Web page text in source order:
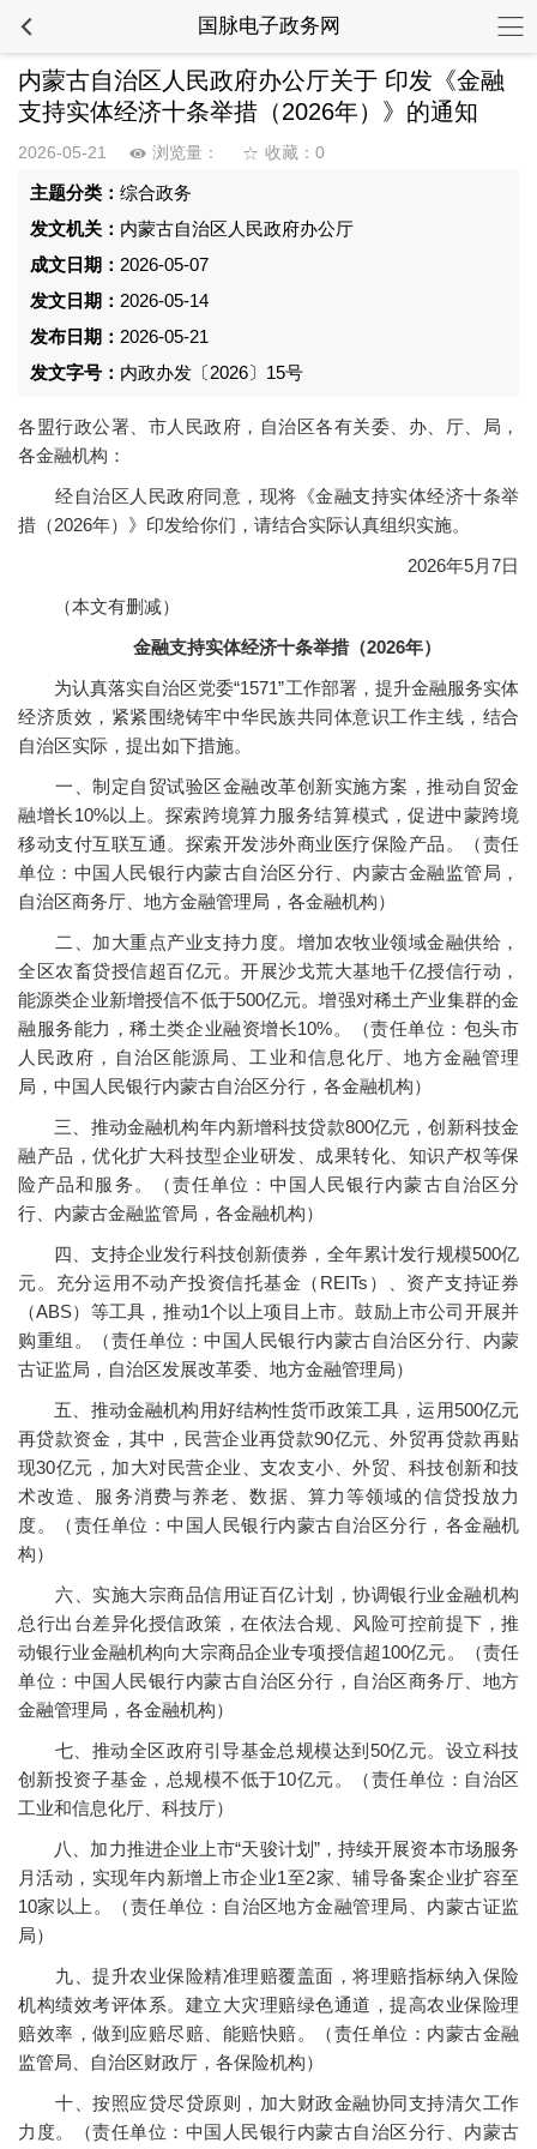
国脉电子政务网
内蒙古自治区人民政府办公厅关于 印发《金融
支持实体经济十条举措（2026年）》的通知
2026-05-21 浏览量： 收藏：0
主题分类： 综合政务
发文机关： 内蒙古自治区人民政府办公厅
成文日期： 2026-05-07
发文日期： 2026-05-14
发布日期： 2026-05-21
发文字号： 内政办发〔2026〕15号
各盟行政公署、市人民政府，自治区各有关委、办、厅、局，
各金融机构：
经自治区人民政府同意，现将《金融支持实体经济十条举
措（2026年）》印发给你们，请结合实际认真组织实施。
2026年5月7日
（本文有删减）
金融支持实体经济十条举措（2026年）
为认真落实自治区党委“1571”工作部署，提升金融服务实体
经济质效，紧紧围绕铸牢中华民族共同体意识工作主线，结合
自治区实际，提出如下措施。
一、制定自贸试验区金融改革创新实施方案，推动自贸金
融增长10%以上。探索跨境算力服务结算模式，促进中蒙跨境
移动支付互联互通。探索开发涉外商业医疗保险产品。（责任
单位：中国人民银行内蒙古自治区分行、内蒙古金融监管局，
自治区商务厅、地方金融管理局，各金融机构）
二、加大重点产业支持力度。增加农牧业领域金融供给，
全区农畜贷授信超百亿元。开展沙戈荒大基地千亿授信行动，
能源类企业新增授信不低于500亿元。增强对稀土产业集群的金
融服务能力，稀土类企业融资增长10%。（责任单位：包头市
人民政府，自治区能源局、工业和信息化厅、地方金融管理
局，中国人民银行内蒙古自治区分行，各金融机构）
三、推动金融机构年内新增科技贷款800亿元，创新科技金
融产品，优化扩大科技型企业研发、成果转化、知识产权等保
险产品和服务。（责任单位：中国人民银行内蒙古自治区分
行、内蒙古金融监管局，各金融机构）
四、支持企业发行科技创新债券，全年累计发行规模500亿
元。充分运用不动产投资信托基金（REITs）、资产支持证券
（ABS）等工具，推动1个以上项目上市。鼓励上市公司开展并
购重组。（责任单位：中国人民银行内蒙古自治区分行、内蒙
古证监局，自治区发展改革委、地方金融管理局）
五、推动金融机构用好结构性货币政策工具，运用500亿元
再贷款资金，其中，民营企业再贷款90亿元、外贸再贷款再贴
现30亿元，加大对民营企业、支农支小、外贸、科技创新和技
术改造、服务消费与养老、数据、算力等领域的信贷投放力
度。（责任单位：中国人民银行内蒙古自治区分行，各金融机
构）
六、实施大宗商品信用证百亿计划，协调银行业金融机构
总行出台差异化授信政策，在依法合规、风险可控前提下，推
动银行业金融机构向大宗商品企业专项授信超100亿元。（责任
单位：中国人民银行内蒙古自治区分行，自治区商务厅、地方
金融管理局，各金融机构）
七、推动全区政府引导基金总规模达到50亿元。设立科技
创新投资子基金，总规模不低于10亿元。（责任单位：自治区
工业和信息化厅、科技厅）
八、加力推进企业上市“天骏计划”，持续开展资本市场服务
月活动，实现年内新增上市企业1至2家、辅导备案企业扩容至
10家以上。（责任单位：自治区地方金融管理局、内蒙古证监
局）
九、提升农业保险精准理赔覆盖面，将理赔指标纳入保险
机构绩效考评体系。建立大灾理赔绿色通道，提高农业保险理
赔效率，做到应赔尽赔、能赔快赔。（责任单位：内蒙古金融
监管局、自治区财政厅，各保险机构）
十、按照应贷尽贷原则，加大财政金融协同支持清欠工作
力度。（责任单位：中国人民银行内蒙古自治区分行、内蒙古